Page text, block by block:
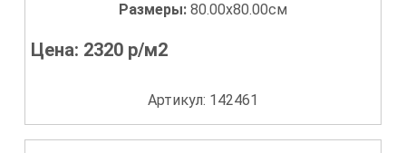
Размеры: 80.00x80.00см
Цена: 2320 р/м2
Артикул: 142461